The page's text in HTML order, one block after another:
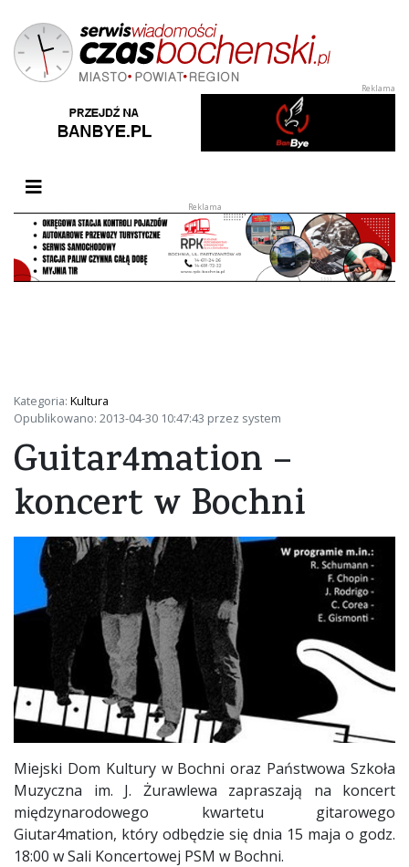
Przełącz nawigację
Kategoria: Kultura
Opublikowano: 2013-04-30 10:47:43 przez system
Guitar4mation –
koncert w Bochni
Miejski Dom Kultury w Bochni oraz Państwowa Szkoła
Muzyczna im. J. Żurawlewa zapraszają na koncert
międzynarodowego kwartetu gitarowego
Giutar4mation, który odbędzie się dnia 15 maja o godz.
18:00 w Sali Koncertowej PSM w Bochni.